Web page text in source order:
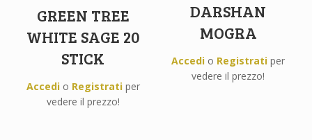
GREEN TREE
WHITE SAGE 20
STICK
Accedio Registratiper
vedere il prezzo!
DARSHAN
MOGRA
Accedi o Registrati per
vedere il prezzo!